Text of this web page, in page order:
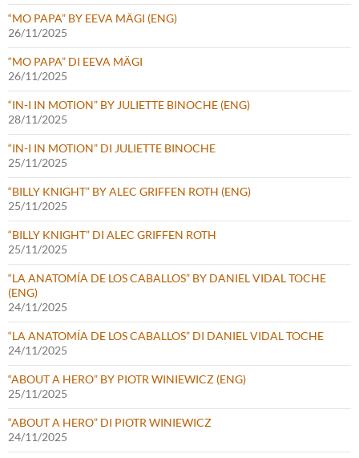
“MO PAPA” BY EEVA MÄGI (ENG)
26/11/2025
“MO PAPA” DI EEVA MÄGI
26/11/2025
“IN-I IN MOTION” BY JULIETTE BINOCHE (ENG)
28/11/2025
“IN-I IN MOTION” DI JULIETTE BINOCHE
25/11/2025
“BILLY KNIGHT” BY ALEC GRIFFEN ROTH (ENG)
25/11/2025
“BILLY KNIGHT” DI ALEC GRIFFEN ROTH
25/11/2025
“LA ANATOMÍA DE LOS CABALLOS” BY DANIEL VIDAL TOCHE
(ENG)
24/11/2025
“LA ANATOMÍA DE LOS CABALLOS” DI DANIEL VIDAL TOCHE
24/11/2025
“ABOUT A HERO” BY PIOTR WINIEWICZ (ENG)
25/11/2025
“ABOUT A HERO” DI PIOTR WINIEWICZ
24/11/2025